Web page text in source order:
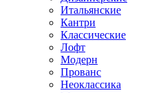
Итальянские
Кантри
Классические
Лофт
Модерн
Прованс
Неоклассика